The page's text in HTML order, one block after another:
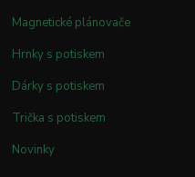
Magnetické plánovače
Hrnky s potiskem
Dárky s potiskem
Trička s potiskem
Novinky